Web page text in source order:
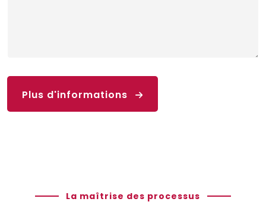
Plus d'informations
La maîtrise des processus